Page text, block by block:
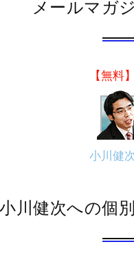
メールマガ
【無料
小川健
小川健次への個